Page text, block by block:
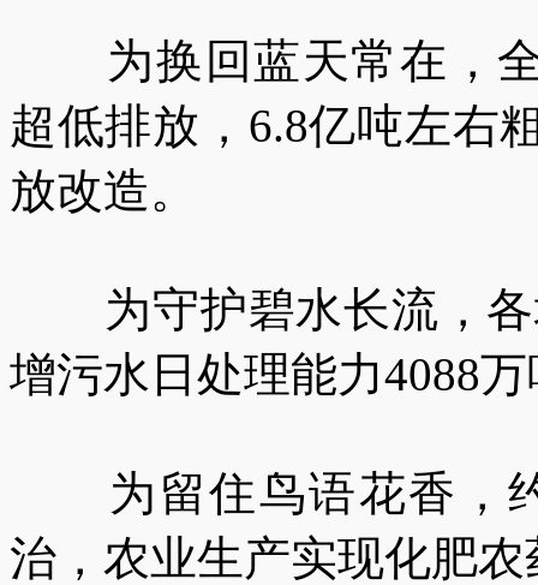
为换回蓝天常在，全
超低排放，6.8亿吨左右
放改造。
为守护碧水长流，各
增污水日处理能力4088
为留住鸟语花香，约
治，农业生产实现化肥